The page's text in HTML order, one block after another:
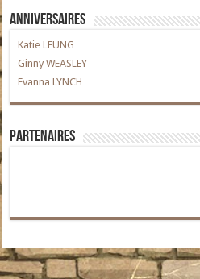
Anniversaires
Katie LEUNG
Ginny WEASLEY
Evanna LYNCH
Partenaires